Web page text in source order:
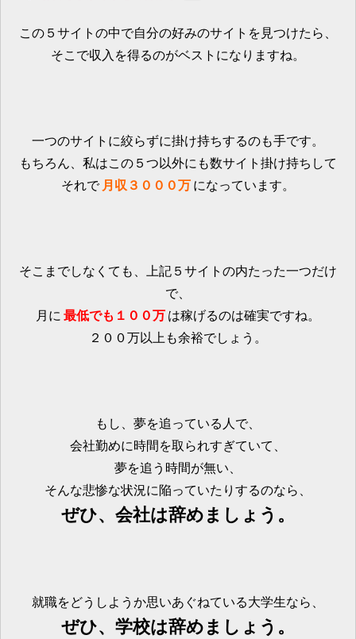
この５サイトの中で自分の好みのサイトを見つけたら、
そこで収入を得るのがベストになりますね。
一つのサイトに絞らずに掛け持ちするのも手です。
もちろん、私はこの５つ以外にも数サイト掛け持ちして
それで 月収３０００万 になっています。
そこまでしなくても、上記５サイトの内たった一つだけ
で、
月に 最低でも１００万 は稼げるのは確実ですね。
２００万以上も余裕でしょう。
もし、夢を追っている人で、
会社勤めに時間を取られすぎていて、
夢を追う時間が無い、
そんな悲惨な状況に陥っていたりするのなら、
ぜひ、会社は辞めましょう。
就職をどうしようか思いあぐねている大学生なら、
ぜひ、学校は辞めましょう。